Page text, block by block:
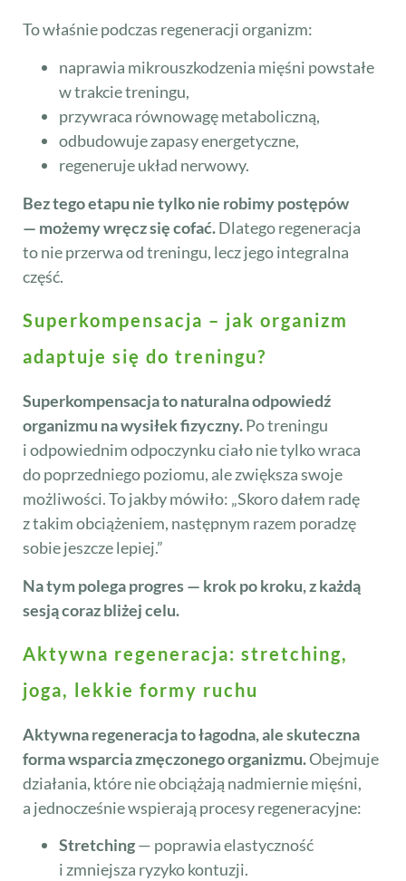
To właśnie podczas regeneracji organizm:
naprawia mikrouszkodzenia mięśni powstałe
w trakcie treningu,
przywraca równowagę metaboliczną,
odbudowuje zapasy energetyczne,
regeneruje układ nerwowy.
Bez tego etapu nie tylko nie robimy postępów
— możemy wręcz się cofać.Dlatego regeneracja
to nie przerwa od treningu, lecz jego integralna
część.
Superkompensacja – jak organizm
adaptuje się do treningu?
Superkompensacja to naturalna odpowiedź
organizmu na wysiłek fizyczny.Po treningu
i odpowiednim odpoczynku ciało nie tylko wraca
do poprzedniego poziomu, ale zwiększa swoje
możliwości. To jakby mówiło: „Skoro dałem radę
z takim obciążeniem, następnym razem poradzę
sobie jeszcze lepiej.”
Na tym polega progres — krok po kroku, z każdą
sesją coraz bliżej celu.
Aktywna regeneracja: stretching,
joga, lekkie formy ruchu
Aktywna regeneracja to łagodna, ale skuteczna
forma wsparcia zmęczonego organizmu.Obejmuje
działania, które nie obciążają nadmiernie mięśni,
a jednocześnie wspierają procesy regeneracyjne:
Stretching— poprawia elastyczność
i zmniejsza ryzyko kontuzji.